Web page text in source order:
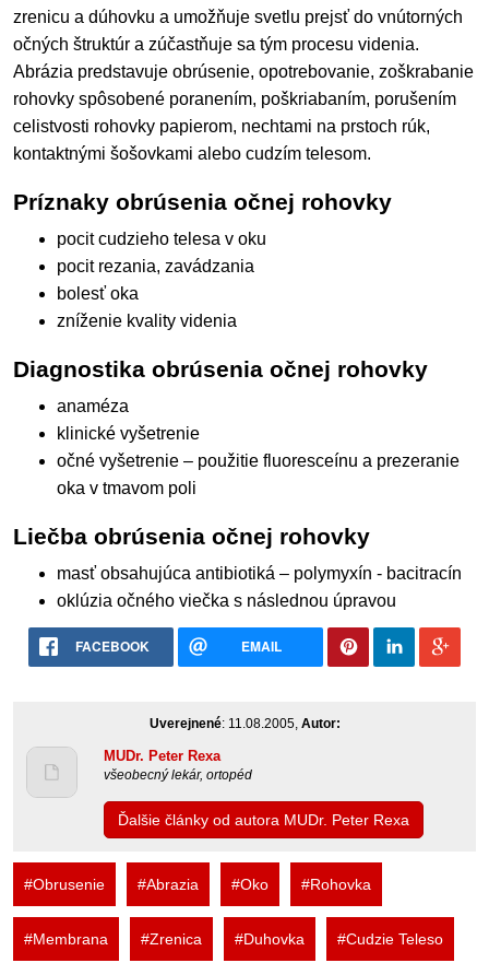
zrenicu a dúhovku a umožňuje svetlu prejsť do vnútorných
očných štruktúr a zúčastňuje sa tým procesu videnia.
Abrázia predstavuje obrúsenie, opotrebovanie, zoškrabanie
rohovky spôsobené poranením, poškriabaním, porušením
celistvosti rohovky papierom, nechtami na prstoch rúk,
kontaktnými šošovkami alebo cudzím telesom.
Príznaky obrúsenia očnej rohovky
pocit cudzieho telesa v oku
pocit rezania, zavádzania
bolesť oka
zníženie kvality videnia
Diagnostika obrúsenia očnej rohovky
anaméza
klinické vyšetrenie
očné vyšetrenie – použitie fluoresceínu a prezeranie
oka v tmavom poli
Liečba obrúsenia očnej rohovky
masť obsahujúca antibiotiká – polymyxín - bacitracín
oklúzia očného viečka s následnou úpravou
FACEBOOK EMAIL
Uverejnené: 11.08.2005, Autor:
MUDr. Peter Rexa
všeobecný lekár, ortopéd
Ďalšie články od autora MUDr. Peter Rexa
#Obrusenie #Abrazia #Oko #Rohovka
#Membrana #Zrenica #Duhovka #Cudzie Teleso